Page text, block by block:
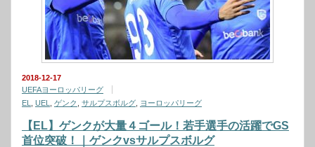
2018-12-17
UEFAヨーロッパリーグ
EL
UEL ゲンク サルプスボルグ ヨーロッパリーグ
【EL】ゲンクが大量４ゴール！若手選手の活躍でGS
首位突破！｜ゲンクvsサルプスボルグ